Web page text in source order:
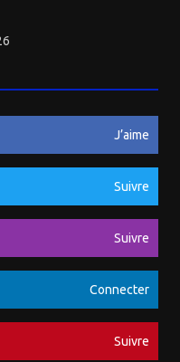
J’aime
Suivre
Suivre
Connecter
Suivre